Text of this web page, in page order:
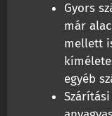
Gyors
már
mellett
egyéb